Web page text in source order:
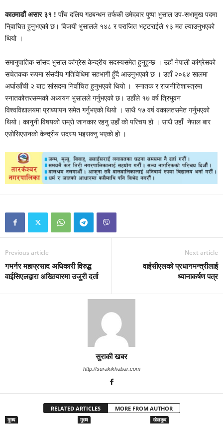
काठमाडौं असार ३१ ! पाँच दलिय गठबन्धन तर्फकी उमेदवार पुष्पा भुसाल उप-सभामुख पदमा
नि्वाचित हुनुभएको छ। विजयी भुसालले १४८ र पराजित भट्टराईले ९३ मत ल्याउनुभएको
थियो ।
समानुपातिक सांसद भुसाल कांग्रेस केन्द्रीय सदस्यसमेत हुनुहुन्छ । उहाँ नेपाली कांग्रेसको
सचेतकक रूपमा संसदीय गतिविधिमा सहभागी हुँदै आउनुभएको छ । उहाँ २०६४ सालमा
अर्घाखाँची २ बाट सांसदमा निर्वाचित हुनुभएको थियो । स्नातक र राजनीतिशास्त्रमा
स्नातकोत्तरसम्मको अध्ययन भुसालले गर्नुभएको छ। उहाँले १७ वर्ष त्रिभुवन
विश्वविद्यालयमा प्राध्यापन समेत गर्नुभएको थियो । साथै १७ वर्ष वकालतसमेत गर्नुभएको
थियो। कानुनी विषयकाे राम्राे जानकार रहनु उहाँ को परिचय हाे । साथै उहाँ नेपाल बार
एसोसिएसनको केन्द्रीय सदस्य भइसक्नु भएको हो ।
Previous article
गभर्नर महाप्रसाद अधिकारी विरुद्ध
वाईसिएलद्वारा अख्तियारमा उजुरी दर्ता
Next article
वाईसीएलको प्रधानमन्त्रीलाई
ध्यानाकर्षण पत्र
सुराकी खबर
http://surakikhabar.com
RELATED ARTICLES MORE FROM AUTHOR
मुख्य मुख्य खेलकुद